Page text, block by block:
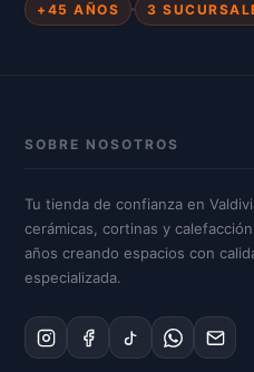
+45 AÑOS 3
SOBRE NOSOTROS
Tu tienda de confianza en
cerámicas, cortinas y
años creando espacios con
especializada.